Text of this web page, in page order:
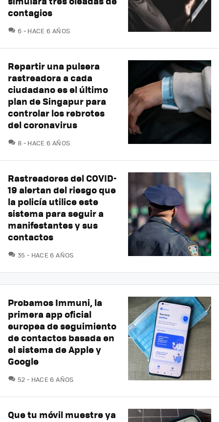
contagios
6 COMENTARIOS
HACE 6 AÑOS
Repartir una pulsera
rastreadora a cada
ciudadano es el último
plan de Singapur para
controlar los rebrotes
del coronavirus
8 COMENTARIOS
HACE 6 AÑOS
Rastreadores del COVID-
19 alertan del riesgo que
la policía utilice este
sistema para seguir a
manifestantes y sus
contactos
35 COMENTARIOS
HACE 6 AÑOS
Probamos Immuni, la
primera app oficial
europea de seguimiento
de contactos basada en
el sistema de Apple y
Google
52 COMENTARIOS
HACE 6 AÑOS
Que tu móvil muestre ya